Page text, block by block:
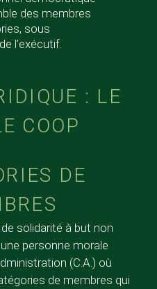
des membres
sous
l’exécutif.
: LE
COOP
DE
solidarité à but non
personne morale
(C.A.) où
de membres qui